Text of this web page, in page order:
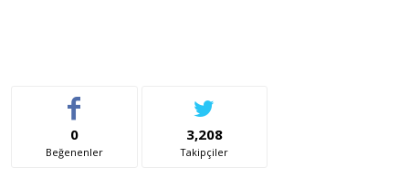
0
Beğenenler
3,208
Takipçiler